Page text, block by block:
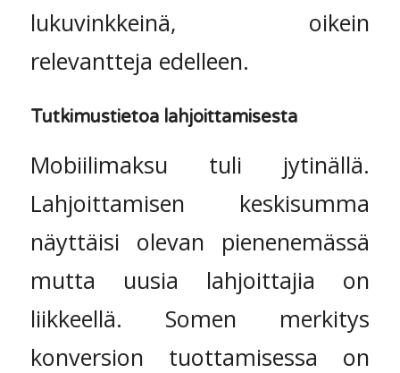
lukuvinkkeinä, oikein
relevantteja edelleen.
Tutkimustietoa lahjoittamisesta
Mobiilimaksu tuli jytinällä.
Lahjoittamisen keskisumma
näyttäisi olevan pienenemässä
mutta uusia lahjoittajia on
liikkeellä. Somen merkitys
konversion tuottamisessa on